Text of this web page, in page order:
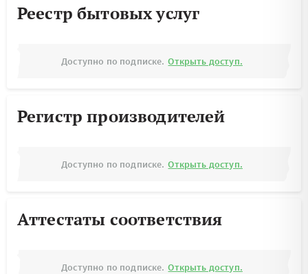
Реестр бытовых услуг
Доступно по подписке. Открыть доступ.
Регистр производителей
Доступно по подписке. Открыть доступ.
Аттестаты соответствия
Доступно по подписке. Открыть доступ.